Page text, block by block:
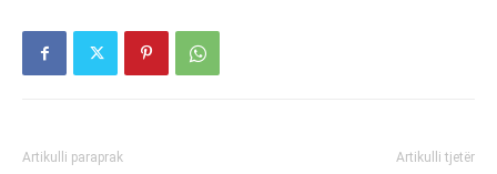
Artikulli paraprak Artikulli tjetër